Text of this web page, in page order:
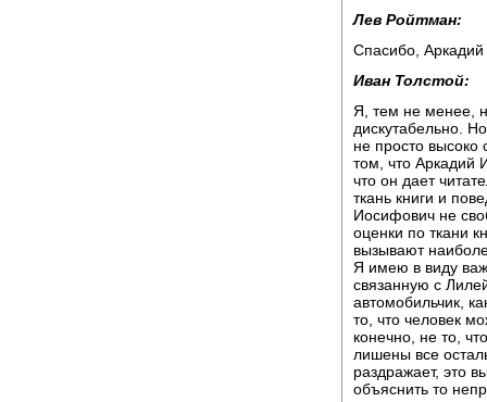
Лев Ройтман:
Спасибо,
Иван Толстой:
Я, тем не менее,
дискутабельно.
не просто высоко
том, что Аркадий
что он дает
ткань книги и
Иосифович не
оценки по ткани
вызывают
Я имею в виду
связанную с
автомобильчик,
то, что человек
конечно, не то,
лишены все
раздражает, это
объяснить то